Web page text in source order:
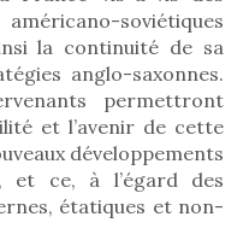
soviétiques
la continuité de sa
anglo-saxonnes.
permettront
et l’avenir de cette
développements
et ce, à l’égard des
étatiques et non-